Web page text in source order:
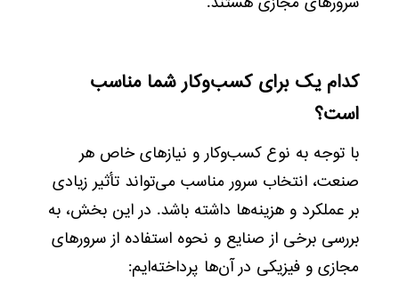
کدام یک برای کسب‌وکار شما مناسب
است؟
با توجه به نوع کسب‌وکار و نیازهای خاص هر
صنعت، انتخاب سرور مناسب می‌تواند تأثیر زیادی
بر عملکرد و هزینه‌ها داشته باشد. در این بخش، به
بررسی برخی از صنایع و نحوه استفاده از سرورهای
مجازی و فیزیکی در آن‌ها پرداخته‌ایم: